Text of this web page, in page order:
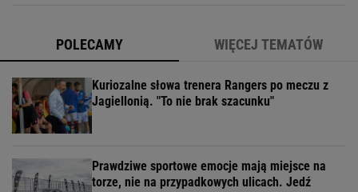
POLECAMY WIĘCEJ TEMATÓW
Kuriozalne słowa trenera Rangers po meczu z
Jagiellonią. "To nie brak szacunku"
Prawdziwe sportowe emocje mają miejsce na
torze, nie na przypadkowych ulicach. Jedź